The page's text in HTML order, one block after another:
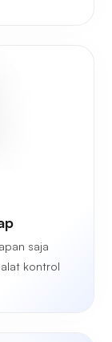
saja
alat kontrol